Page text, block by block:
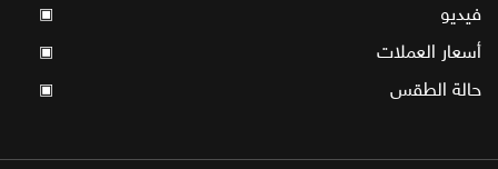
فيديو ▣
أسعار العملات ▣
حالة الطقس ▣